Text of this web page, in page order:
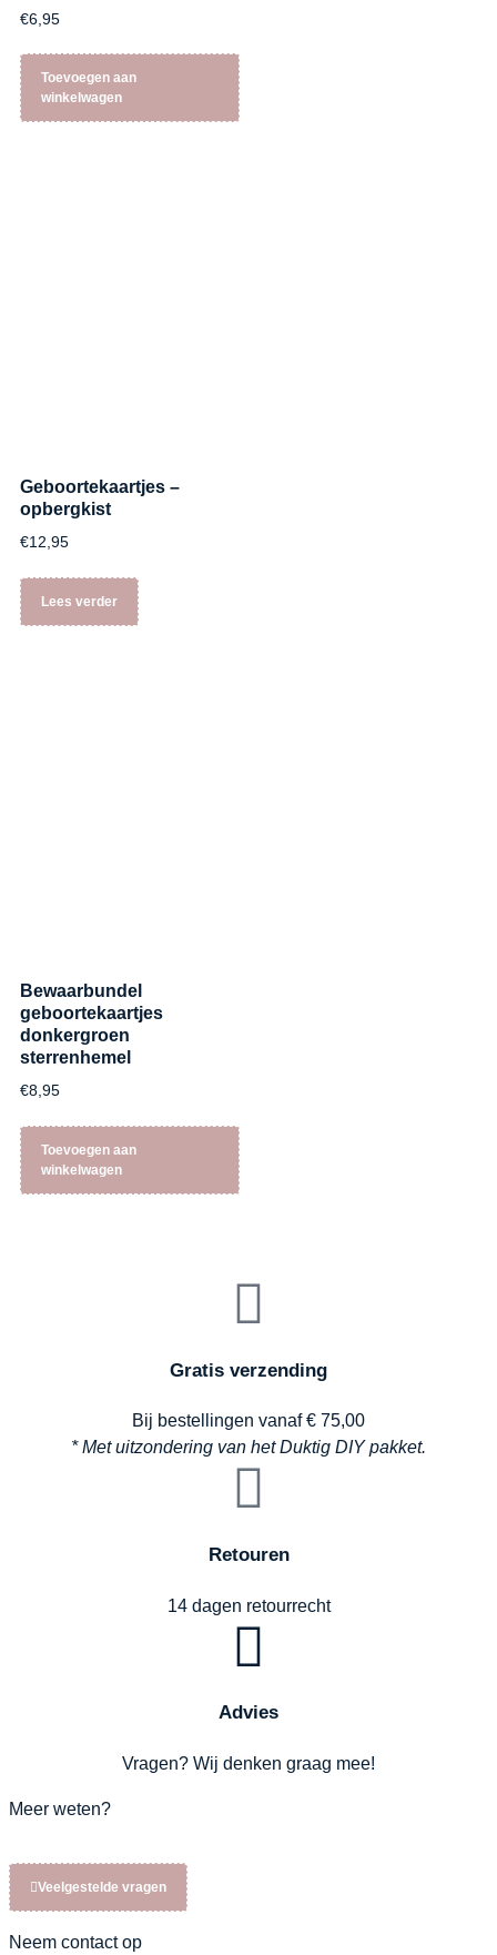
€6,95
Toevoegen aan
winkelwagen
Geboortekaartjes –
opbergkist
€12,95
Lees verder
Bewaarbundel
geboortekaartjes
donkergroen
sterrenhemel
€8,95
Toevoegen aan
winkelwagen
Gratis verzending
Bij bestellingen vanaf € 75,00
* Met uitzondering van het Duktig DIY pakket.
Retouren
14 dagen retourrecht
Advies
Vragen? Wij denken graag mee!
Meer weten?
Veelgestelde vragen
Neem contact op